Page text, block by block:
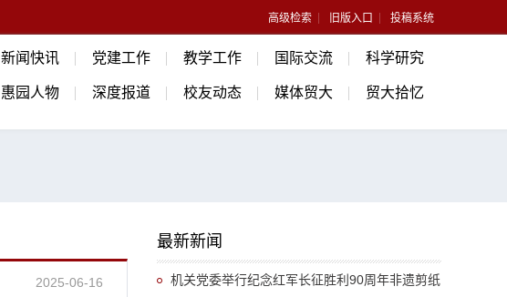
高级检索 旧版入口 投稿系统
新闻快讯 党建工作 教学工作 国际交流 科学研究
惠园人物 深度报道 校友动态 媒体贸大 贸大拾忆
2025-06-16
最新新闻
机关党委举行纪念红军长征胜利90周年非遗剪纸